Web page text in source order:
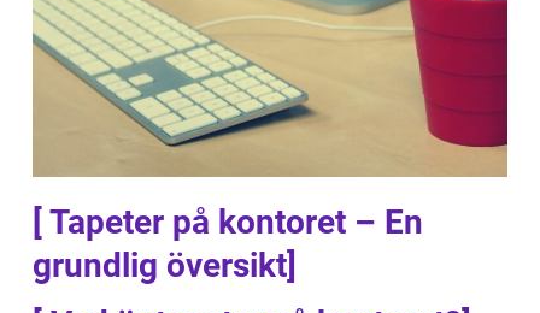
[ Tapeter på kontoret – En
grundlig översikt]